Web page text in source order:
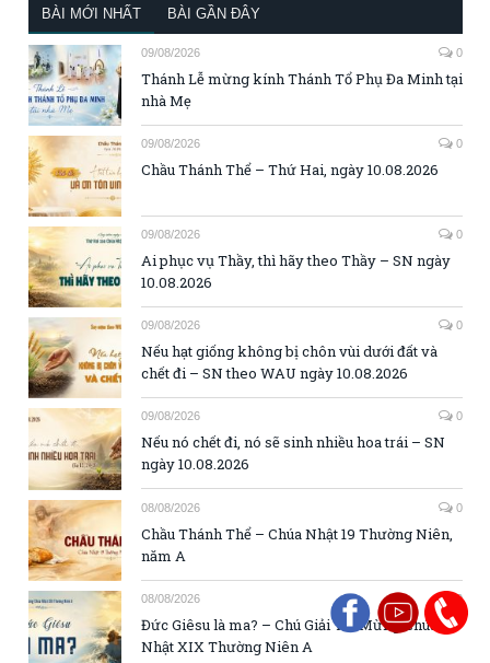
BÀI MỚI NHẤT BÀI GẦN ĐÂY
09/08/2026 0
Thánh Lễ mừng kính Thánh Tổ Phụ Đa Minh tại
nhà Mẹ
09/08/2026 0
Chầu Thánh Thể – Thứ Hai, ngày 10.08.2026
09/08/2026 0
Ai phục vụ Thầy, thì hãy theo Thầy – SN ngày
10.08.2026
09/08/2026 0
Nếu hạt giống không bị chôn vùi dưới đất và
chết đi – SN theo WAU ngày 10.08.2026
09/08/2026 0
Nếu nó chết đi, nó sẽ sinh nhiều hoa trái – SN
ngày 10.08.2026
08/08/2026 0
Chầu Thánh Thể – Chúa Nhật 19 Thường Niên,
năm A
08/08/2026 0
Đức Giêsu là ma? – Chú Giải Tin Mừng Chúa
Nhật XIX Thường Niên A